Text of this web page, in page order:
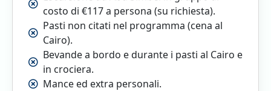
costo di €117 a persona (su richiesta).
Pasti non citati nel programma (cena al
Cairo).
Bevande a bordo e durante i pasti al Cairo e
in crociera.
Mance ed extra personali.